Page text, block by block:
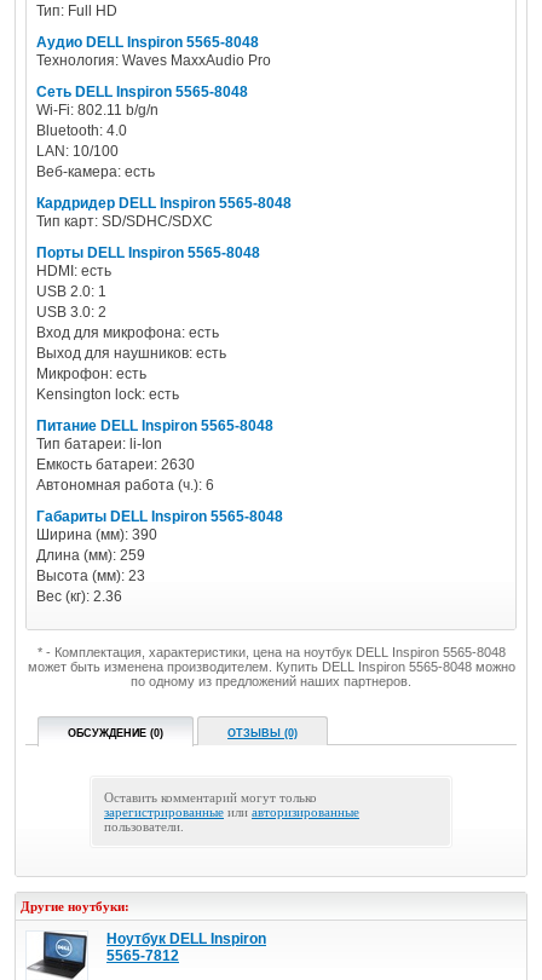
Тип: Full HD
Аудио DELL Inspiron 5565-8048
Технология: Waves MaxxAudio Pro
Сеть DELL Inspiron 5565-8048
Wi-Fi: 802.11 b/g/n
Bluetooth: 4.0
LAN: 10/100
Веб-камера: есть
Кардридер DELL Inspiron 5565-8048
Тип карт: SD/SDHC/SDXC
Порты DELL Inspiron 5565-8048
HDMI: есть
USB 2.0: 1
USB 3.0: 2
Вход для микрофона: есть
Выход для наушников: есть
Микрофон: есть
Kensington lock: есть
Питание DELL Inspiron 5565-8048
Тип батареи: li-Ion
Емкость батареи: 2630
Автономная работа (ч.): 6
Габариты DELL Inspiron 5565-8048
Ширина (мм): 390
Длина (мм): 259
Высота (мм): 23
Вес (кг): 2.36
* - Комплектация, характеристики, цена на ноутбук DELL Inspiron 5565-8048
может быть изменена производителем. Купить DELL Inspiron 5565-8048 можно
по одному из предложений наших партнеров.
ОБСУЖДЕНИЕ (0) ОТЗЫВЫ (0)
Оставить комментарий могут только
зарегистрированные или авторизированные
пользователи.
Другие ноутбуки:
Ноутбук DELL Inspiron
5565-7812